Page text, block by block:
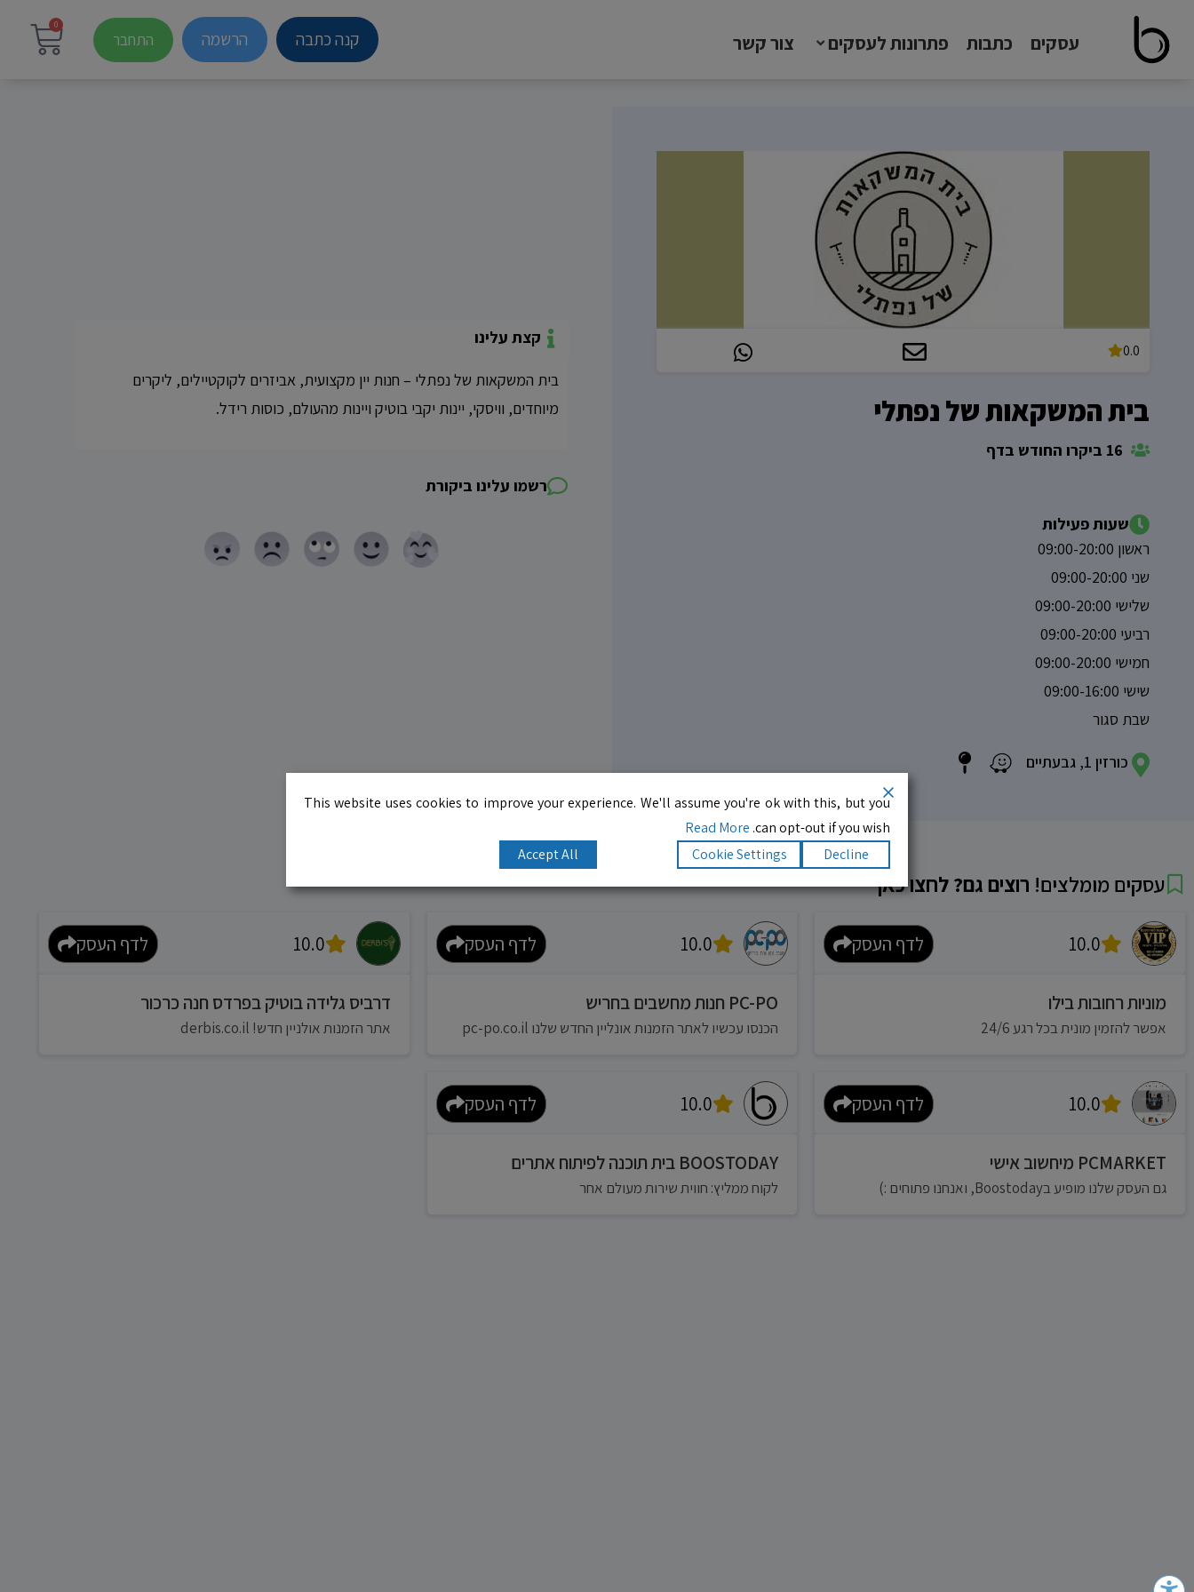
עסקים כתבות פתרונות לעסקים צור קשר קנה כתבה הרשמה התחבר
0
0.0
בית המשקאות של נפתלי
שעות פעילות
ראשון 09:00-20:00
שני 09:00-20:00
שלישי 09:00-20:00
רביעי 09:00-20:00
חמישי 09:00-20:00
שישי 09:00-16:00
שבת סגור
כורזין 1, גבעתיים
קצת עלינו
בית המשקאות של נפתלי – חנות יין מקצועית, אביזרים לקוקטיילים, ליקרים
מיוחדים, וויסקי, יינות יקבי בוטיק ויינות מהעולם, כוסות רידל.
רשמו עלינו ביקורת
עסקים מומלצים! רוצים גם? לחצו כאן
10.0 לדף העסק
מוניות רחובות בילו
אפשר להזמין מונית בכל רגע 24/6
10.0 לדף העסק
PC-PO חנות מחשבים בחריש
הכנסו עכשיו לאתר הזמנות אונליין החדש שלנו pc-po.co.il
10.0 לדף העסק
דרביס גלידה בוטיק בפרדס חנה כרכור
אתר הזמנות אולניין חדש! derbis.co.il
10.0 לדף העסק
PCMARKET מיחשוב אישי
גם העסק שלנו מופיע בBoostoday, ואנחנו פתוחים :)
10.0 לדף העסק
BOOSTODAY בית תוכנה לפיתוח אתרים
לקוח ממליץ: חווית שירות מעולם אחר
This website uses cookies to improve your experience. We'll assume you're ok with this, but you
can opt-out if you wish.
Read More
Decline
Cookie Settings
Accept All